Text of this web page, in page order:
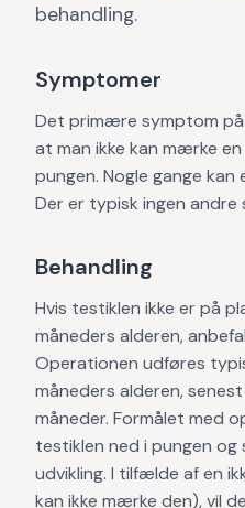
behandling.
Symptomer
Det primære symptom
at man ikke kan mærke
pungen. Nogle gange kan
Der er typisk ingen andre
Behandling
Hvis testiklen ikke er på
måneders alderen,
Operationen udføres
måneders alderen,
måneder. Formålet med
testiklen ned i pungen
udvikling. I tilfælde af en
kan ikke mærke den), vil